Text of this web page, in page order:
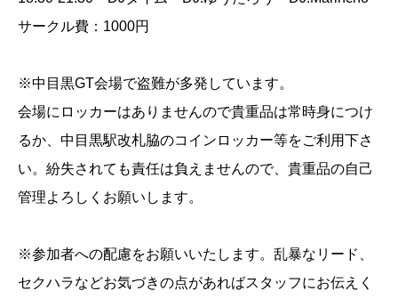
サークル費：1000円
※中目黒GT会場で盗難が多発しています。
会場にロッカーはありませんので貴重品は常時身につけ
るか、中目黒駅改札脇のコインロッカー等をご利用下さ
い。紛失されても責任は負えませんので、貴重品の自己
管理よろしくお願いします。
※参加者への配慮をお願いいたします。乱暴なリード、
セクハラなどお気づきの点があればスタッフにお伝えく